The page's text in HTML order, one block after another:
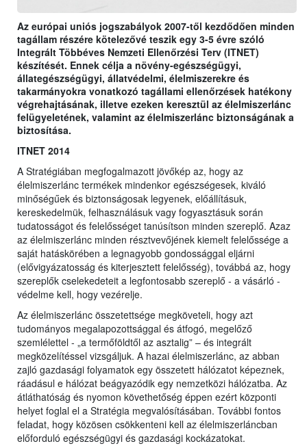
Az európai uniós jogszabályok 2007-től kezdődően minden
tagállam részére kötelezővé teszik egy 3-5 évre szóló
Integrált Többéves Nemzeti Ellenőrzési Terv (ITNET)
készítését. Ennek célja a növény-egészségügyi,
állategészségügyi, állatvédelmi, élelmiszerekre és
takarmányokra vonatkozó tagállami ellenőrzések hatékony
végrehajtásának, illetve ezeken keresztül az élelmiszerlánc
felügyeletének, valamint az élelmiszerlánc biztonságának a
biztosítása.
ITNET 2014
A Stratégiában megfogalmazott jövőkép az, hogy az
élelmiszerlánc termékek mindenkor egészségesek, kiváló
minőségűek és biztonságosak legyenek, előállításuk,
kereskedelmük, felhasználásuk vagy fogyasztásuk során
tudatosságot és felelősséget tanúsítson minden szereplő. Azaz
az élelmiszerlánc minden résztvevőjének kiemelt felelőssége a
saját hatáskörében a legnagyobb gondossággal eljárni
(elővigyázatosság és kiterjesztett felelősség), továbbá az, hogy
szereplők cselekedeteit a legfontosabb szereplő - a vásárló -
védelme kell, hogy vezérelje.
Az élelmiszerlánc összetettsége megköveteli, hogy azt
tudományos megalapozottsággal és átfogó, megelőző
szemlélettel - „a termőföldtől az asztalig” – és integrált
megközelítéssel vizsgáljuk. A hazai élelmiszerlánc, az abban
zajló gazdasági folyamatok egy összetett hálózatot képeznek,
ráadásul e hálózat beágyazódik egy nemzetközi hálózatba. Az
átláthatóság és nyomon követhetőség éppen ezért központi
helyet foglal el a Stratégia megvalósításában. További fontos
feladat, hogy közösen csökkenteni kell az élelmiszerláncban
előforduló egészségügyi és gazdasági kockázatokat.